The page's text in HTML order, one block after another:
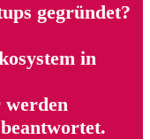
gegründet?
in
werden